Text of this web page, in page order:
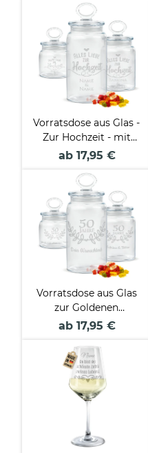
Verschiedene Größen
Vorratsdose aus Glas -
Zur Hochzeit - mit
Namen gravieren -
ab 17,95 €
Vorratsdose aus Glas
zur Goldenen
Hochzeit - 50 Jahre -
Verschiedene Größen
ab 17,95 €